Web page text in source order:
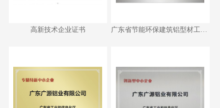
高新技术企业证书
高新技术企业证书
广东省节能环保建筑铝型材工程
广东省节能环保建筑铝型材工程技术研究中心